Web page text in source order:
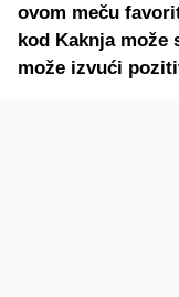
ovom meču
kod Kaknja može
može izvući